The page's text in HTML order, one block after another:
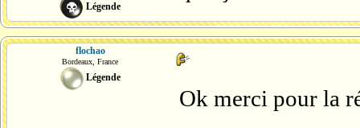
Légende
flochao
Bordeaux, France
Légende
Ok merci pour la